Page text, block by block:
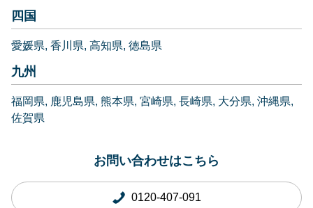
四国
愛媛県 香川県 高知県 徳島県
九州
福岡県 鹿児島県 熊本県 宮崎県 長崎県 大分県 沖縄県
佐賀県
お問い合わせはこちら
0120-407-091